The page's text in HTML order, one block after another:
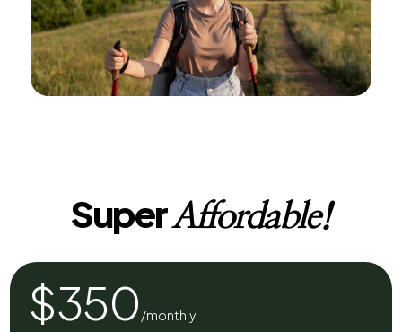
SuperAffordable!
$350 /monthly